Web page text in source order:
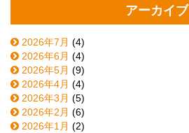
アーカイブ
2026年7月 (4)
2026年6月 (4)
2026年5月 (9)
2026年4月 (4)
2026年3月 (5)
2026年2月 (6)
2026年1月 (2)